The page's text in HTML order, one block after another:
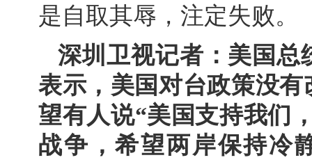
是自取其辱，注定失败。
深圳卫视记者：美国总
表示，美国对台政策没
望有人说“美国支持我们
战争，希望两岸保持冷